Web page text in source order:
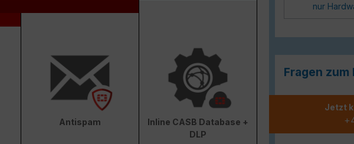
nur
Fragen zum
Jetzt
Antispam
Inline CASB Database +
DLP